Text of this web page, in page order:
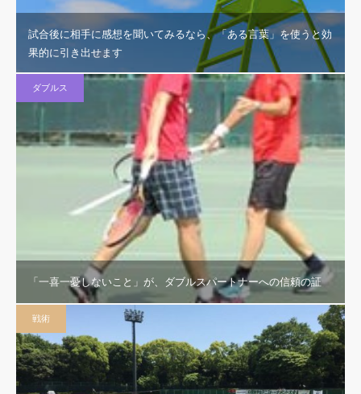
試合後に相手に感想を聞いてみるなら、「ある言葉」を使うと効
果的に引き出せます
ダブルス
「一喜一憂しないこと」が、ダブルスパートナーへの信頼の証
戦術